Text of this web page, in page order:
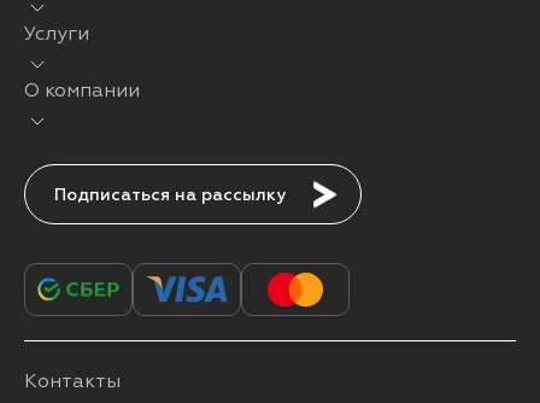
Услуги
О компании
Подписаться
Контакты